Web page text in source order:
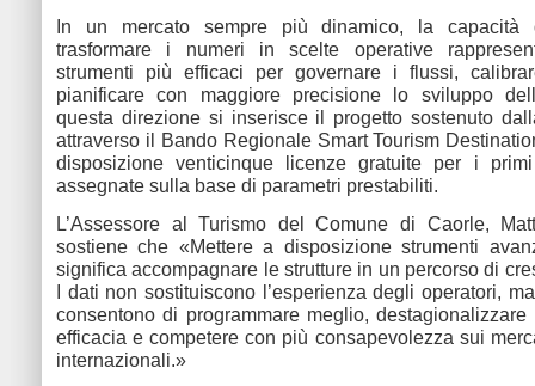
In un mercato sempre più dinamico, la
trasformare i numeri in scelte operative
strumenti più efficaci per governare i flussi,
pianificare con maggiore precisione lo sviluppo
questa direzione si inserisce il progetto sostenuto
attraverso il Bando Regionale Smart Tourism
disposizione venticinque licenze gratuite per i
assegnate sulla base di parametri prestabiliti.
L’Assessore al Turismo del Comune di Caorle,
sostiene che «Mettere a disposizione strumenti
significa accompagnare le strutture in un percorso di
I dati non sostituiscono l’esperienza degli operatori,
consentono di programmare meglio, destagionalizzare
efficacia e competere con più consapevolezza sui
internazionali.»